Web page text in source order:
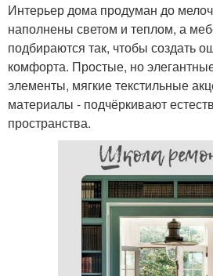
Интерьер дома продуман до
наполнены светом и теплом, а
подбираются так, чтобы создать
комфорта. Простые, но
элементы, мягкие текстильные
материалы - подчёркивают
пространства.